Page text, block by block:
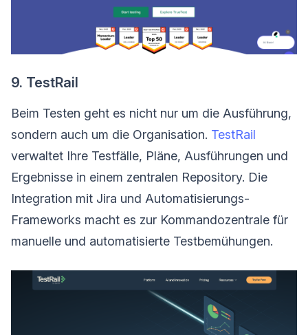
9. TestRail
Beim Testen geht es nicht nur um die Ausführung,
sondern auch um die Organisation. TestRail
verwaltet Ihre Testfälle, Pläne, Ausführungen und
Ergebnisse in einem zentralen Repository. Die
Integration mit Jira und Automatisierungs-
Frameworks macht es zur Kommandozentrale für
manuelle und automatisierte Testbemühungen.